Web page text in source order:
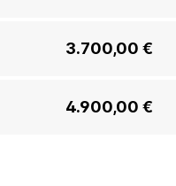
3.700,00 €
4.900,00 €